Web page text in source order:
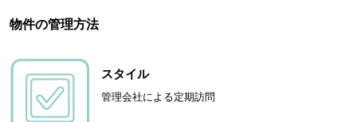
物件の管理方法
スタイル
管理会社による定期訪問